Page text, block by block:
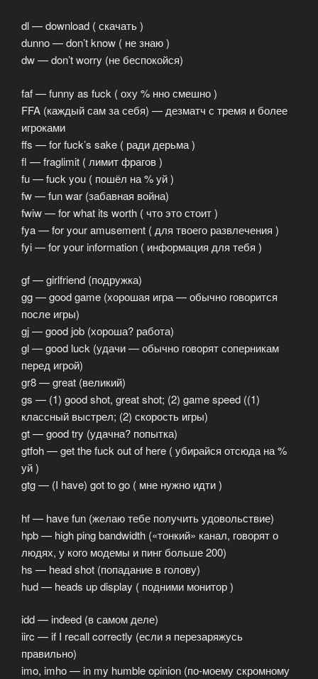
dl — download ( скачать )
dunno — don’t know ( не знаю )
dw — don’t worry (не беспокойся)
faf — funny as fuck ( оху % нно смешно )
FFA (каждый сам за себя) — дезматч с тремя и более
игроками
ffs — for fuck’s sake ( ради дерьма )
fl — fraglimit ( лимит фрагов )
fu — fuck you ( пошёл на % уй )
fw — fun war (забавная война)
fwiw — for what its worth ( что это стоит )
fya — for your amusement ( для твоего развлечения )
fyi — for your information ( информация для тебя )
gf — girlfriend (подружка)
gg — good game (хорошая игра — обычно говорится
после игры)
gj — good job (хороша? работа)
gl — good luck (удачи — обычно говорят соперникам
перед игрой)
gr8 — great (великий)
gs — (1) good shot, great shot; (2) game speed ((1)
классный выстрел; (2) скорость игры)
gt — good try (удачна? попытка)
gtfoh — get the fuck out of here ( убирайся отсюда на %
уй )
gtg — (I have) got to go ( мне нужно идти )
hf — have fun (желаю тебе получить удовольствие)
hpb — high ping bandwidth («тонкий» канал, говорят о
людях, у кого модемы и пинг больше 200)
hs — head shot (попадание в голову)
hud — heads up display ( подними монитор )
idd — indeed (в самом деле)
iirc — if I recall correctly (если я перезаряжусь
правильно)
imo, imho — in my humble opinion (по-моему скромному